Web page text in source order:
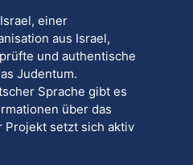
einer
aus Israel,
und authentische
Judentum.
Sprache gibt es
über das
Projekt setzt sich aktiv